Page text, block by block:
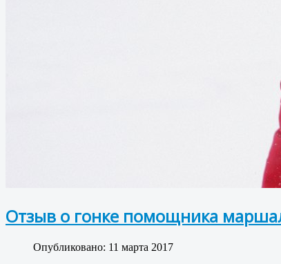
Отзыв о гонке помощника
Опубликовано: 11 марта 2017